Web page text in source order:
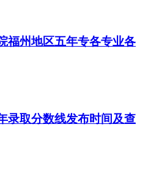
福州地区五年专各专业各
录取分数线发布时间及查